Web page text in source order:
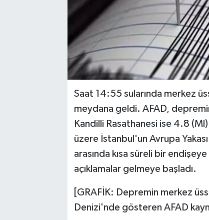
Saat 14:55 sularında merkez
meydana geldi. AFAD,
Kandilli Rasathanesi ise 4.8
üzere İstanbul'un Avrupa
arasında kısa süreli bir
açıklamalar gelmeye başladı.
[GRAFİK: Depremin merkez
Denizi'nde gösteren AFAD